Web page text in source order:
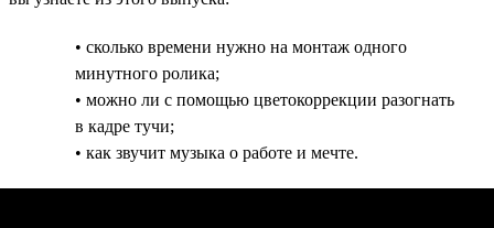
• сколько времени нужно на монтаж одного
минутного ролика;
• можно ли с помощью цветокоррекции разогнать
в кадре тучи;
• как звучит музыка о работе и мечте.